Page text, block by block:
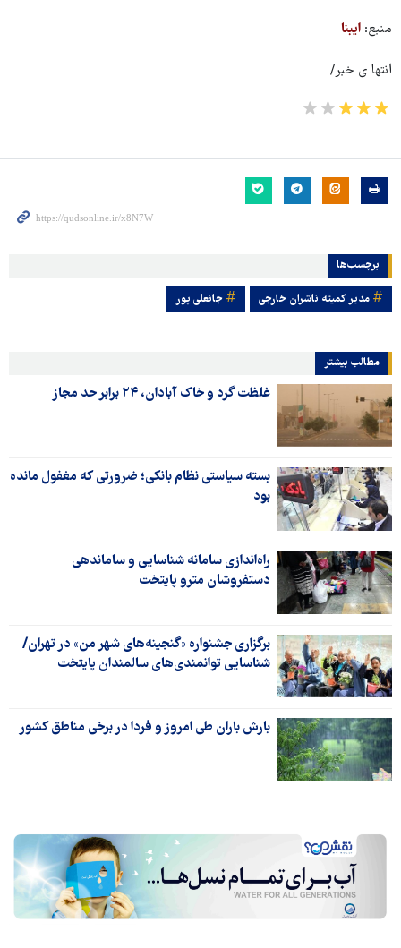
منبع: ایبنا
انتها ی خبر/
برچسب‌ها
مدیر کمیته ناشران خارجی جانعلی پور
مطالب بیشتر
غلظت گرد و خاک آبادان، ۲۴ برابر حد مجاز
بسته سیاستی نظام بانکی؛ ضرورتی که مغفول مانده
بود
راه‌اندازی سامانه شناسایی و ساماندهی
دستفروشان مترو پایتخت
برگزاری جشنواره «گنجینه‌های شهر من» در تهران/
شناسایی توانمندی‌های سالمندان پایتخت
بارش باران طی امروز و فردا در برخی مناطق کشور